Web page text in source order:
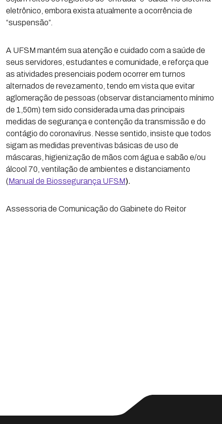
eletrônico, embora exista atualmente a ocorrência de
“suspensão”.
A UFSM mantém sua atenção e cuidado com a saúde de
seus servidores, estudantes e comunidade, e reforça que
as atividades presenciais podem ocorrer em turnos
alternados de revezamento, tendo em vista que evitar
aglomeração de pessoas (observar distanciamento mínimo
de 1,50m) tem sido considerada uma das principais
medidas de segurança e contenção da transmissão e do
contágio do coronavírus. Nesse sentido, insiste que todos
sigam as medidas preventivas básicas de uso de
máscaras, higienização de mãos com água e sabão e/ou
álcool 70, ventilação de ambientes e distanciamento
(Manual de Biossegurança UFSM).
Assessoria de Comunicação do Gabinete do Reitor